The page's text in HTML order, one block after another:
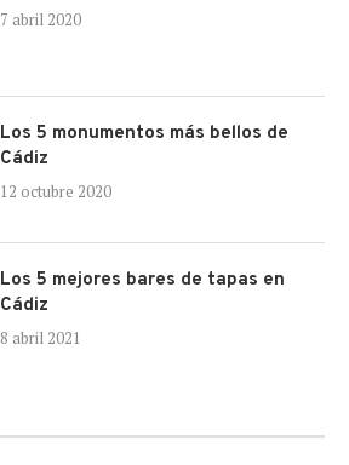
7 abril 2020
Los 5 monumentos más bellos de
Cádiz
12 octubre 2020
Los 5 mejores bares de tapas en
Cádiz
8 abril 2021